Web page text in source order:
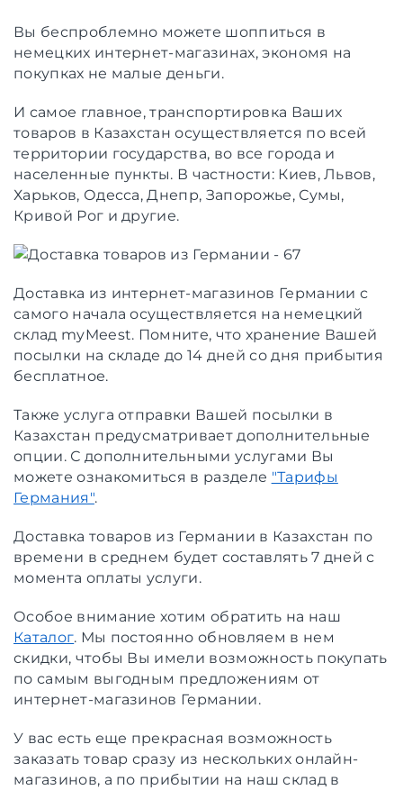
Вы беспроблемно можете шоппиться в
немецких интернет-магазинах, экономя на
покупках не малые деньги.
И самое главное, транспортировка Ваших
товаров в Казахстан осуществляется по всей
территории государства, во все города и
населенные пункты. В частности: Киев, Львов,
Харьков, Одесса, Днепр, Запорожье, Сумы,
Кривой Рог и другие.
Доставка из интернет-магазинов Германии с
самого начала осуществляется на немецкий
склад myMeest. Помните, что хранение Вашей
посылки на складе до 14 дней со дня прибытия
бесплатное.
Также услуга отправки Вашей посылки в
Казахстан предусматривает дополнительные
опции. С дополнительными услугами Вы
можете ознакомиться в разделе "Тарифы
Германия".
Доставка товаров из Германии в Казахстан по
времени в среднем будет составлять 7 дней с
момента оплаты услуги.
Особое внимание хотим обратить на наш
Каталог. Мы постоянно обновляем в нем
скидки, чтобы Вы имели возможность покупать
по самым выгодным предложениям от
интернет-магазинов Германии.
У вас есть еще прекрасная возможность
заказать товар сразу из нескольких онлайн-
магазинов, а по прибытии на наш склад в